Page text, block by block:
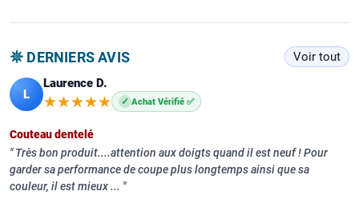
𖤓 DERNIERS AVIS Voir tout
L
Laurence D.
★★★★★
★★★★★ ✓ Achat Vérifié ✅
Couteau dentelé
Très bon produit....attention aux doigts quand il est neuf ! Pour
garder sa performance de coupe plus longtemps ainsi que sa
couleur, il est mieux ...